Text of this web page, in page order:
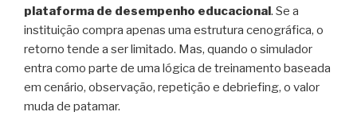
plataforma de desempenho educacional. Se a
instituição compra apenas uma estrutura cenográfica, o
retorno tende a ser limitado. Mas, quando o simulador
entra como parte de uma lógica de treinamento baseada
em cenário, observação, repetição e debriefing, o valor
muda de patamar.